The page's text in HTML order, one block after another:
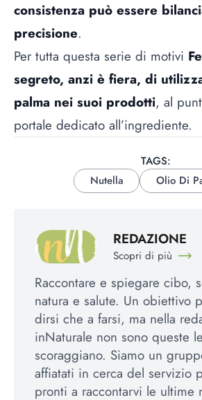
consistenza può essere
precisione.
Per tutta questa serie di motivi
segreto, anzi è fiera, di
palma nei suoi prodotti, al
portale dedicato all’ingrediente.
TAGS:
Nutella
Olio Di
REDAZIONE
Scopri di più
Raccontare e spiegare cibo,
natura e salute. Un obiettivo
dirsi che a farsi, ma nella
inNaturale non sono queste
scoraggiano. Siamo un
affiatati in cerca del servizio
pronti a raccontarvi le ultime